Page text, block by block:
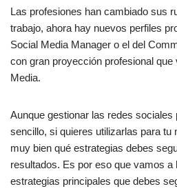
Las profesiones han cambiado sus
trabajo, ahora hay nuevos perfiles
Social Media Manager o el del
con gran proyección profesional
Media.
Aunque gestionar las redes sociales
sencillo, si quieres utilizarlas para tu
muy bien qué estrategias debes
resultados. Es por eso que vamos a
estrategias principales que debes